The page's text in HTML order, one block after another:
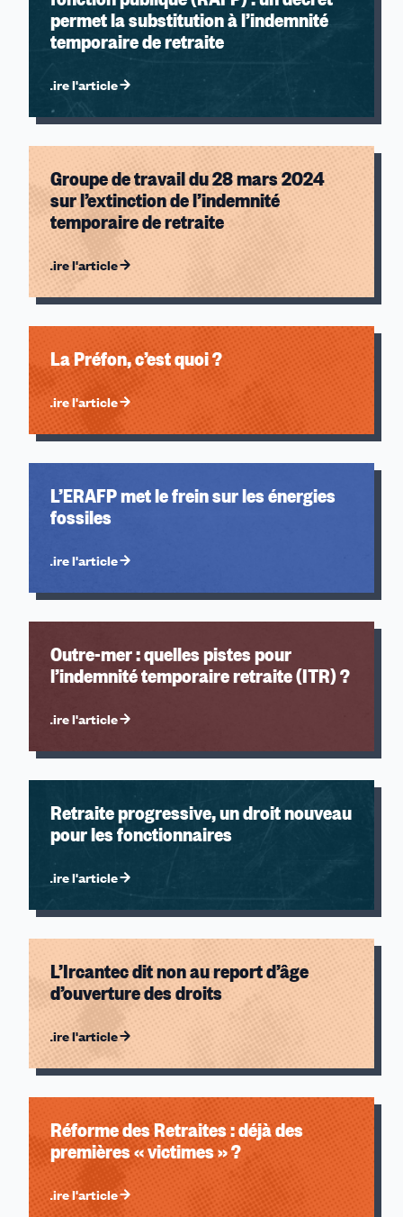
permet la substitution à l’indemnité
temporaire de retraite
Lire l'article
Groupe de travail du 28 mars 2024
sur l’extinction de l’indemnité
temporaire de retraite
Lire l'article
La Préfon, c’est quoi ?
Lire l'article
L’ERAFP met le frein sur les énergies
fossiles
Lire l'article
Outre-mer : quelles pistes pour
l’indemnité temporaire retraite (ITR) ?
Lire l'article
Retraite progressive, un droit nouveau
pour les fonctionnaires
Lire l'article
L’Ircantec dit non au report d’âge
d’ouverture des droits
Lire l'article
Réforme des Retraites : déjà des
premières « victimes » ?
Lire l'article